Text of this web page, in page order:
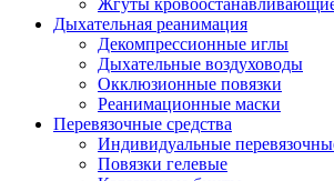
Жгуты
Дыхательная реанимация
Декомпрессионные иглы
Дыхательные воздуховоды
Окклюзионные повязки
Реанимационные маски
Перевязочные средства
Индивидуальные
Повязки гелевые